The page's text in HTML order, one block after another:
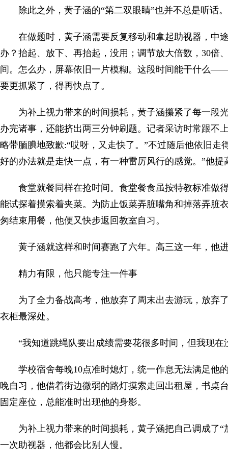
除此之外，黄子涵的“第二双眼睛”也并不总是听话。
在做题时，黄子涵需要反复移动和拿起助视器，中
办？抬起、放下、再抬起，没用；调节放大倍数，30倍
间。怎么办，屏幕依旧一片模糊。这段时间能干什么
要更抓紧了，得再快点了。
为补上视力带来的时间损耗，黄子涵攥紧了每一段
办完诸事，还能挤出两三分钟刷题。记者采访时常跟不
略带腼腆地致歉:“哎呀，又走快了。”不过随后他依旧
好的办法就是走快一点，有一种雷厉风行的感觉。”他提
食堂就餐同样在抢时间。食堂餐食虽按特教标准做
能试探着摸索着夹菜。为防止饭菜弄脏嘴角和掉落弄脏
匆结束用餐，他便又快步返回教室自习。
黄子涵就这样和时间赛跑了六年。高三这一年，他
精力有限，他只能专注一件事
为了全力备战高考，他放弃了周末出去游玩，放弃
衣柜最深处。
“我知道跳绳队要出成绩需要花很多时间，但我现
学校宿舍每晚10点准时熄灯，统一作息无法满足他
晚自习，他借着街边微弱的路灯摸索走回出租屋，书桌
固定座位，总能准时出现他的身影。
为补上视力带来的时间损耗，黄子涵把自己调成了
一次助视器，他都会比别人慢。